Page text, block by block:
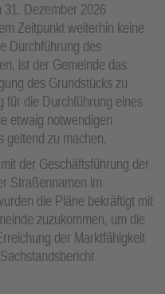
31. Dezember 2026
Zeitpunkt weiterhin keine
Durchführung des
ist der Gemeinde das
des Grundstücks zu
für die Durchführung eines
etwaig notwendigen
geltend zu machen.
der Geschäftsführung der
Straßennamen im
die Pläne bekräftigt mit
zuzukommen, um die
der Marktfähigkeit